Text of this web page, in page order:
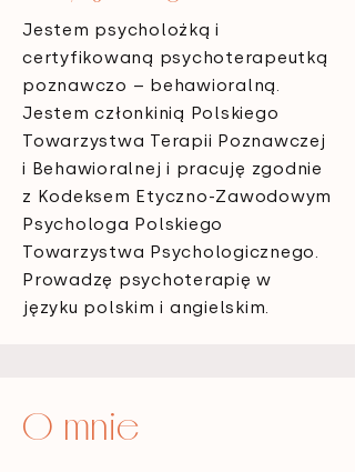
Jestem psycholożką i
certyfikowaną psychoterapeutką
poznawczo – behawioralną.
Jestem członkinią Polskiego
Towarzystwa Terapii Poznawczej
i Behawioralnej i pracuję zgodnie
z Kodeksem Etyczno-Zawodowym
Psychologa Polskiego
Towarzystwa Psychologicznego.
Prowadzę psychoterapię w
języku polskim i angielskim.
O mnie